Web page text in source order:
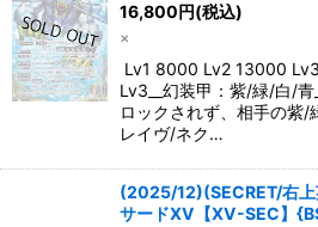
16,800円(税込)
×
Lv1 8000 Lv2 13000
Lv3__幻装甲：紫/緑/白/
ロックされず、相手の紫
レイヴ/ネク…
(2025/12)(SECRET/右
サードXV【XV-SEC】